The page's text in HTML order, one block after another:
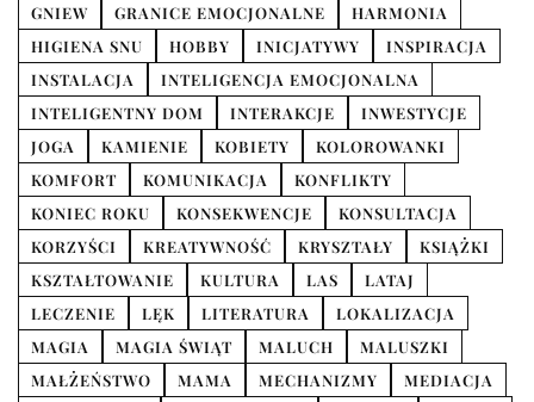
GNIEW
GRANICE EMOCJONALNE
HARMONIA
HIGIENA SNU
HOBBY INICJATYWY
INSPIRACJA
INSTALACJA
INTELIGENCJA EMOCJONALNA
INTELIGENTNY DOM
INTERAKCJE
INWESTYCJE
JOGA
KAMIENIE KOBIETY
KOLOROWANKI
KOMFORT
KOMUNIKACJA
KONFLIKTY
KONIEC ROKU
KONSEKWENCJE
KONSULTACJA
KORZYŚCI
KREATYWNOŚĆ KRYSZTAŁY
KSIĄŻKI
KSZTAŁTOWANIE
KULTURA LAS
LATAJ
LECZENIE
LĘK LITERATURA
LOKALIZACJA
MAGIA
MAGIA ŚWIĄT MALUCH
MALUSZKI
MAŁŻEŃSTWO
MAMA MECHANIZMY
MEDIACJA